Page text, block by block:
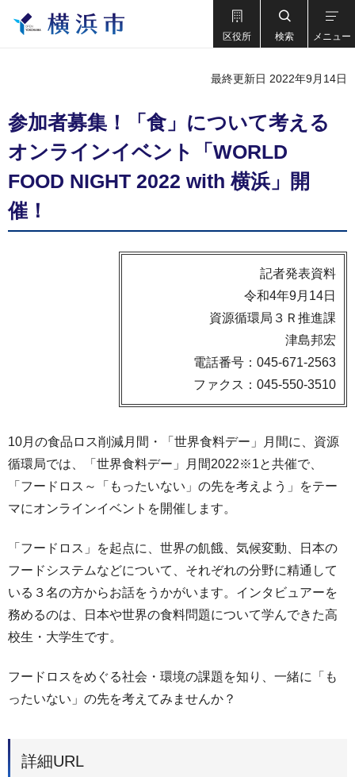
区役所 検索 メニュー
最終更新日 2022年9月14日
参加者募集！「食」について考える
オンラインイベント「WORLD
FOOD NIGHT 2022 with 横浜」開
催！
記者発表資料
令和4年9月14日
資源循環局３Ｒ推進課
津島邦宏
電話番号：045-671-2563
ファクス：045-550-3510
10月の食品ロス削減月間・「世界食料デー」月間に、資源
循環局では、「世界食料デー」月間2022※1と共催で、
「フードロス～「もったいない」の先を考えよう」をテー
マにオンラインイベントを開催します。
「フードロス」を起点に、世界の飢餓、気候変動、日本の
フードシステムなどについて、それぞれの分野に精通して
いる３名の方からお話をうかがいます。インタビュアーを
務めるのは、日本や世界の食料問題について学んできた高
校生・大学生です。
フードロスをめぐる社会・環境の課題を知り、一緒に「も
ったいない」の先を考えてみませんか？
詳細URL